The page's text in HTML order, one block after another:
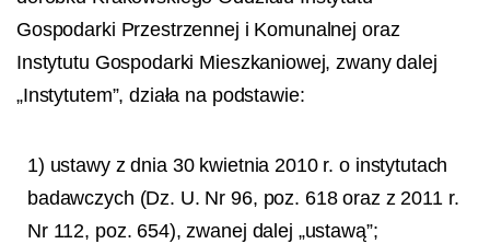
Gospodarki Przestrzennej i Komunalnej oraz
Instytutu Gospodarki Mieszkaniowej, zwany dalej
„Instytutem”, działa na podstawie:
1) ustawy z dnia 30 kwietnia 2010 r. o instytutach
badawczych (Dz. U. Nr 96, poz. 618 oraz z 2011 r.
Nr 112, poz. 654), zwanej dalej „ustawą”;